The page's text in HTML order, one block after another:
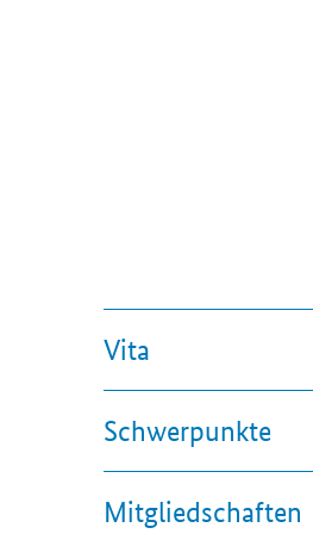
Vita
Schwerpunkte
Mitgliedschaften